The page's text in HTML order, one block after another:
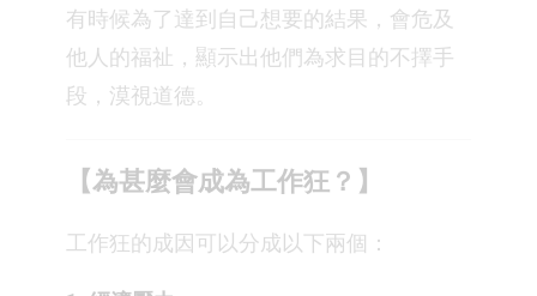
有時候為了達到自己想要的結果，會危及
他人的福祉，顯示出他們為求目的不擇手
段，漠視道德。
【為甚麼會成為工作狂？】
工作狂的成因可以分成以下兩個：